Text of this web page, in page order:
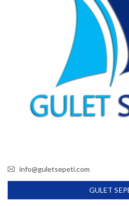
info@guletsepeti.com
GULET